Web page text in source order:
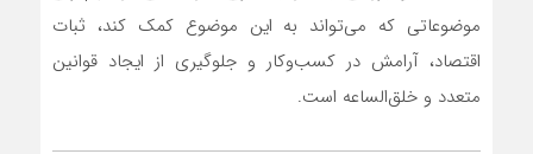
موضوعاتی که می‌تواند به این موضوع کمک کند، ثبات
اقتصاد، آرامش در کسب‌وکار و جلوگیری از ایجاد قوانین
متعدد و خلق‌الساعه است.